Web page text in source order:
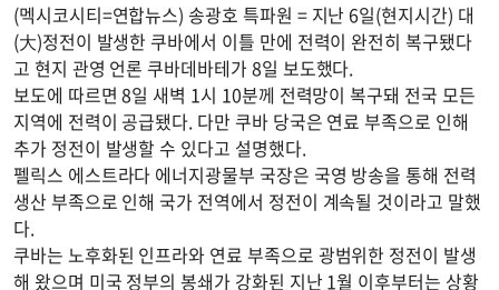
(멕시코시티=연합뉴스) 송광호 특파원 = 지난 6일(현지시간) 대
(大)정전이 발생한 쿠바에서 이틀 만에 전력이 완전히 복구됐다
고 현지 관영 언론 쿠바데바테가 8일 보도했다.
보도에 따르면 8일 새벽 1시 10분께 전력망이 복구돼 전국 모든
지역에 전력이 공급됐다. 다만 쿠바 당국은 연료 부족으로 인해
추가 정전이 발생할 수 있다고 설명했다.
펠릭스 에스트라다 에너지광물부 국장은 국영 방송을 통해 전력
생산 부족으로 인해 국가 전역에서 정전이 계속될 것이라고 말했
다.
쿠바는 노후화된 인프라와 연료 부족으로 광범위한 정전이 발생
해 왔으며 미국 정부의 봉쇄가 강화된 지난 1월 이후부터는 상황